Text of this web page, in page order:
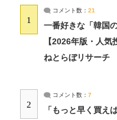
1
コメント数： 21
一番好きな「韓国
【2026年版・人
ねとらぼリサーチ
2
コメント数： 7
「もっと早く買